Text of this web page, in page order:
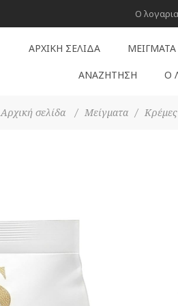
Ο
ΑΡΧΙΚΉ ΣΕΛΊΔΑ ΜΕΊΓΜΑΤΑ
ΑΝΑΖΉΤΗΣΗ Ο
Αρχική σελίδα / Μείγματα / Κρέμες